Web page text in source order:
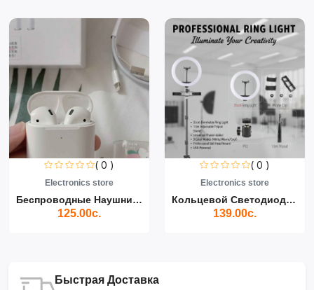
( 0 )
Electronics store
Беспроводные Наушники Air...
125.00с.
( 0 )
Electronics store
Кольцевой Светодиодный Св...
139.00с.
Быстрая Доставка